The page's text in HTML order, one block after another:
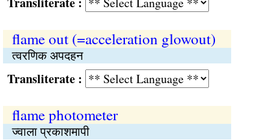
flame out (=acceleration glowout)
त्वरणिक अपदहन
:
flame photometer
ज्वाला प्रकाशमापी